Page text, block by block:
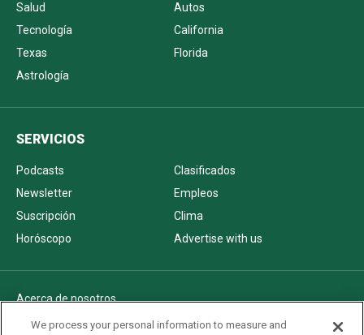
Salud
Autos
Tecnología
California
Texas
Florida
Astrología
SERVICIOS
Podcasts
Clasificados
Newsletter
Empleos
Suscripción
Clima
Horóscopo
Advertise with us
Acerca de nosotros
Politica de privacidad
We process your personal information to measure and